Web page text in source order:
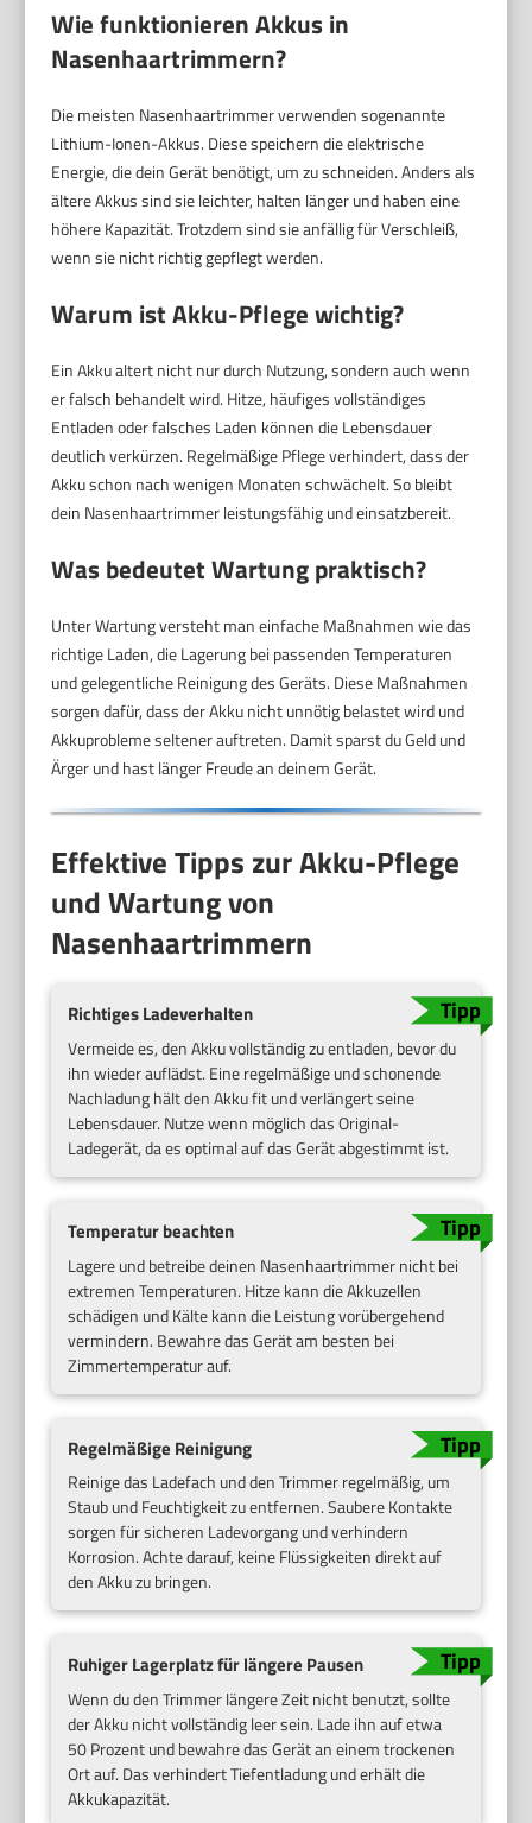
Wie funktionieren Akkus in
Nasenhaartrimmern?
Die meisten Nasenhaartrimmer verwenden sogenannte
Lithium-Ionen-Akkus. Diese speichern die elektrische
Energie, die dein Gerät benötigt, um zu schneiden. Anders als
ältere Akkus sind sie leichter, halten länger und haben eine
höhere Kapazität. Trotzdem sind sie anfällig für Verschleiß,
wenn sie nicht richtig gepflegt werden.
Warum ist Akku-Pflege wichtig?
Ein Akku altert nicht nur durch Nutzung, sondern auch wenn
er falsch behandelt wird. Hitze, häufiges vollständiges
Entladen oder falsches Laden können die Lebensdauer
deutlich verkürzen. Regelmäßige Pflege verhindert, dass der
Akku schon nach wenigen Monaten schwächelt. So bleibt
dein Nasenhaartrimmer leistungsfähig und einsatzbereit.
Was bedeutet Wartung praktisch?
Unter Wartung versteht man einfache Maßnahmen wie das
richtige Laden, die Lagerung bei passenden Temperaturen
und gelegentliche Reinigung des Geräts. Diese Maßnahmen
sorgen dafür, dass der Akku nicht unnötig belastet wird und
Akkuprobleme seltener auftreten. Damit sparst du Geld und
Ärger und hast länger Freude an deinem Gerät.
Effektive Tipps zur Akku-Pflege
und Wartung von
Nasenhaartrimmern
Richtiges Ladeverhalten
Vermeide es, den Akku vollständig zu entladen, bevor du
ihn wieder auflädst. Eine regelmäßige und schonende
Nachladung hält den Akku fit und verlängert seine
Lebensdauer. Nutze wenn möglich das Original-
Ladegerät, da es optimal auf das Gerät abgestimmt ist.
Temperatur beachten
Lagere und betreibe deinen Nasenhaartrimmer nicht bei
extremen Temperaturen. Hitze kann die Akkuzellen
schädigen und Kälte kann die Leistung vorübergehend
vermindern. Bewahre das Gerät am besten bei
Zimmertemperatur auf.
Regelmäßige Reinigung
Reinige das Ladefach und den Trimmer regelmäßig, um
Staub und Feuchtigkeit zu entfernen. Saubere Kontakte
sorgen für sicheren Ladevorgang und verhindern
Korrosion. Achte darauf, keine Flüssigkeiten direkt auf
den Akku zu bringen.
Ruhiger Lagerplatz für längere Pausen
Wenn du den Trimmer längere Zeit nicht benutzt, sollte
der Akku nicht vollständig leer sein. Lade ihn auf etwa
50 Prozent und bewahre das Gerät an einem trockenen
Ort auf. Das verhindert Tiefentladung und erhält die
Akkukapazität.